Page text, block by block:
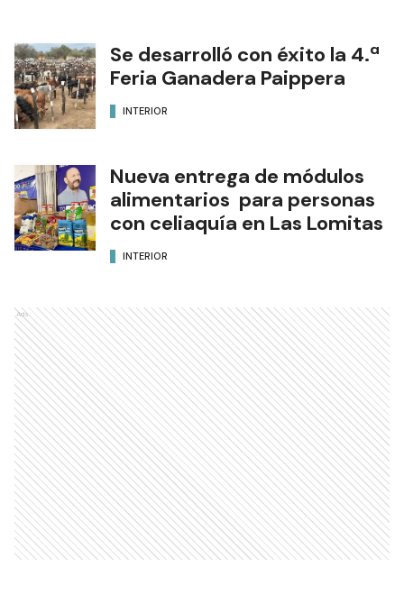
Se desarrolló con éxito la 4.ª
Feria Ganadera Paippera
INTERIOR
Nueva entrega de módulos
alimentarios para personas
con celiaquía en Las Lomitas
INTERIOR
Ads